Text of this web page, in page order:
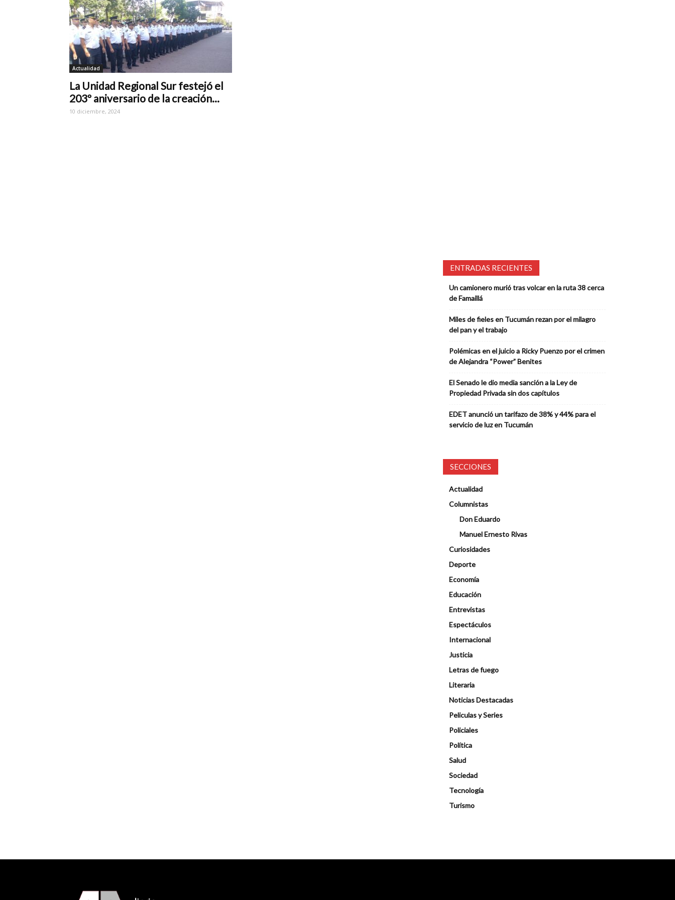
Actualidad
La Unidad Regional Sur festejó el
203º aniversario de la creación...
10 diciembre, 2024
ENTRADAS RECIENTES
Un camionero murió tras volcar en la ruta 38 cerca
de Famaillá
Miles de fieles en Tucumán rezan por el milagro
del pan y el trabajo
Polémicas en el juicio a Ricky Puenzo por el crimen
de Alejandra “Power” Benites
El Senado le dio media sanción a la Ley de
Propiedad Privada sin dos capítulos
EDET anunció un tarifazo de 38% y 44% para el
servicio de luz en Tucumán
SECCIONES
Actualidad
Columnistas
Don Eduardo
Manuel Ernesto Rivas
Curiosidades
Deporte
Economía
Educación
Entrevistas
Espectáculos
Internacional
Justicia
Letras de fuego
Literaria
Noticias Destacadas
Peliculas y Series
Policiales
Política
Salud
Sociedad
Tecnología
Turismo